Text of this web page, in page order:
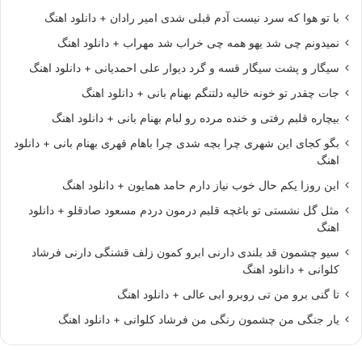
با تو هوا که سرد نیست آدم قبلی شدی امیر رادان + دانلود اهنگ
نمیدونم چی شد یهو همه چی خراب شد مهراب + دانلود اهنگ
سیگار و پشت سیگار قسه و گرد دیوار علی احمدیانی + دانلود اهنگ
جات چقدر تو خونه خالیه دلتنگم بهنام بانی + دانلود اهنگ
بیچاره قلبم رفتی و خنده مرده رو لبام بهنام بانی + دانلود اهنگ
بگو کجای این شهری چرا بچه شدی چرا باهام قهری بهنام بانی + دانلود
اهنگ
این روزا یکم حال خوب نیاز دارم حامد همایون + دانلود اهنگ
مثل گل نشستی تو باغچه قلبم درمون دردم مسعود صادقلو + دانلود
اهنگ
سیو چشمون قد بلندی دارنی ابرو کمون زلف قشنگی دارنی فرشاد
کلوانی + دانلود اهنگ
تا گنی برو من تی روبرو ابی عالی + دانلود اهنگ
یار جنگی من چشمون رنگی من فرشاد کلوانی + دانلود اهنگ